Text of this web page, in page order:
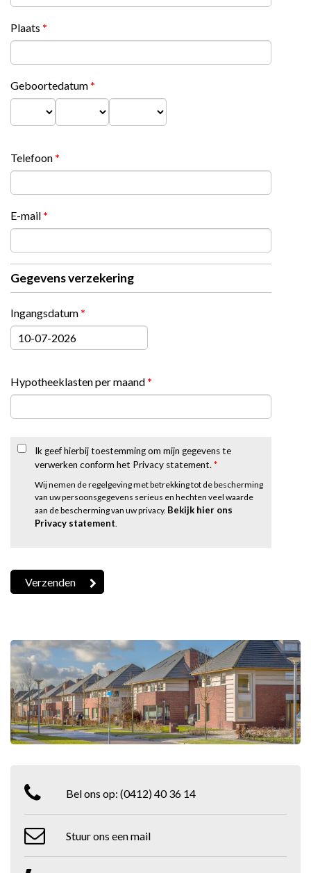
Plaats *
Geboortedatum *
Telefoon *
E-mail *
Gegevens verzekering
Ingangsdatum *
Datum
Hypotheeklasten per maand *
Ik geef hierbij toestemming om mijn gegevens te
verwerken conform het Privacy statement.*
Wij nemen de regelgeving met betrekking tot de bescherming
van uw persoonsgegevens serieus en hechten veel waarde
aan de bescherming van uw privacy. Bekijk hier ons
Privacy statement.
Bel ons op: (0412) 40 36 14
Stuur ons een mail